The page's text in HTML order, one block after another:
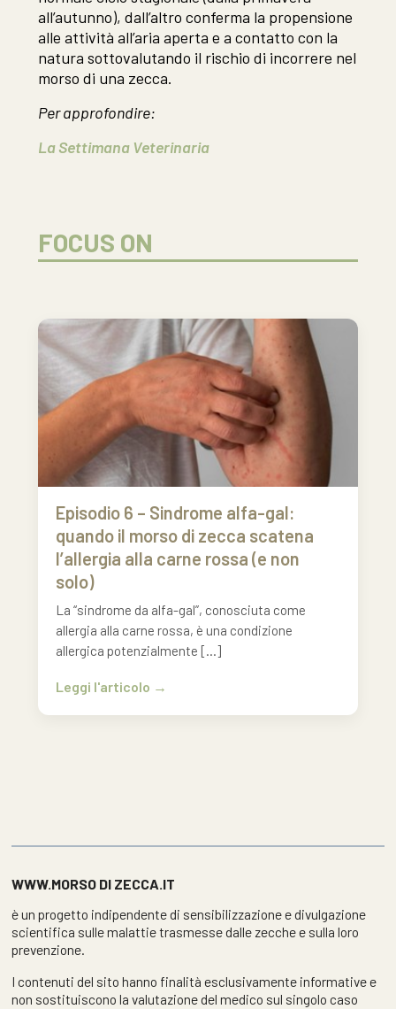
all’autunno), dall’altro conferma la propensione
alle attività all’aria aperta e a contatto con la
natura sottovalutando il rischio di incorrere nel
morso di una zecca.
Per approfondire:
La Settimana Veterinaria
FOCUS ON
Episodio 6 – Sindrome alfa-gal:
quando il morso di zecca scatena
l’allergia alla carne rossa (e non
solo)
La “sindrome da alfa-gal”, conosciuta come
allergia alla carne rossa, è una condizione
allergica potenzialmente […]
Leggi l'articolo
WWW.MORSO DI ZECCA.IT
è un progetto indipendente di sensibilizzazione e divulgazione
scientifica sulle malattie trasmesse dalle zecche e sulla loro
prevenzione.
I contenuti del sito hanno finalità esclusivamente informative e
non sostituiscono la valutazione del medico sul singolo caso